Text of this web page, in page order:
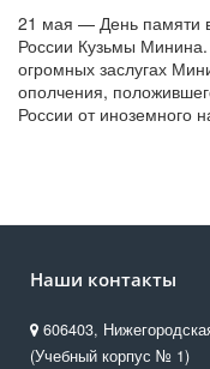
21 мая — День памяти
России Кузьмы
огромных заслугах
ополчения,
России от иноземного
Наши контакты
606403,
(Учебный корпус № 1)